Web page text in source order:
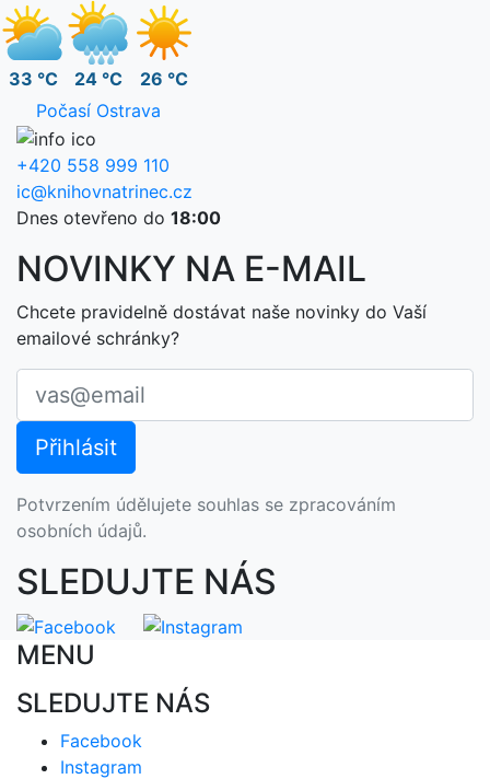
33 °C 24 °C
26 °C
Počasí Ostrava
+420 558 999 110
ic@knihovnatrinec.cz
Dnes otevřeno do 18:00
NOVINKY NA E-MAIL
Chcete pravidelně dostávat naše novinky do Vaší
emailové schránky?
Potvrzením údělujete souhlas se zpracováním
osobních údajů.
SLEDUJTE NÁS
MENU
SLEDUJTE NÁS
Facebook
Instagram